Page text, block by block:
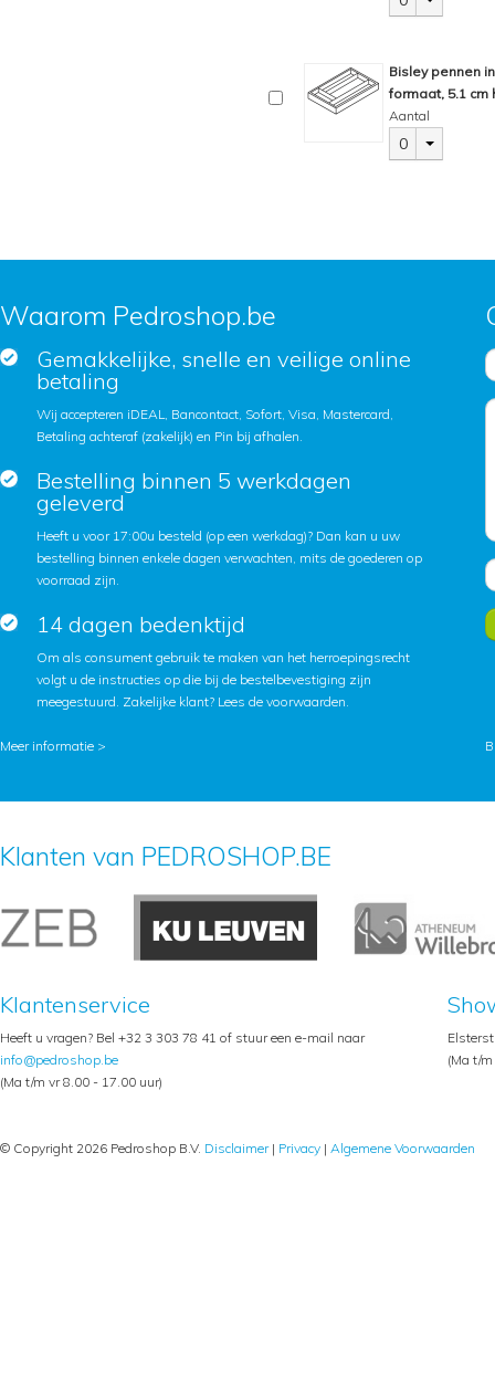
Bisley pennen
formaat, 5.1 cm
Aantal
0
Waarom Pedroshop.be
Gemakkelijke, snelle en veilige online
betaling
Wij accepteren iDEAL, Bancontact, Sofort, Visa, Mastercard,
Betaling achteraf (zakelijk) en Pin bij afhalen.
Bestelling binnen 5 werkdagen
geleverd
Heeft u voor 17:00u besteld (op een werkdag)? Dan kan u uw
bestelling binnen enkele dagen verwachten, mits de goederen op
voorraad zijn.
14 dagen bedenktijd
Om als consument gebruik te maken van het herroepingsrecht
volgt u de instructies op die bij de bestelbevestiging zijn
meegestuurd. Zakelijke klant? Lees de voorwaarden.
Meer informatie >
Klanten van PEDROSHOP.BE
Klantenservice
Heeft u vragen? Bel +32 3 303 78 41 of stuur een e-mail naar
info@pedroshop.be
(Ma t/m vr 8.00 - 17.00 uur)
(Ma t/
© Copyright 2026 Pedroshop B.V. Disclaimer| Privacy | Algemene Voorwaarden